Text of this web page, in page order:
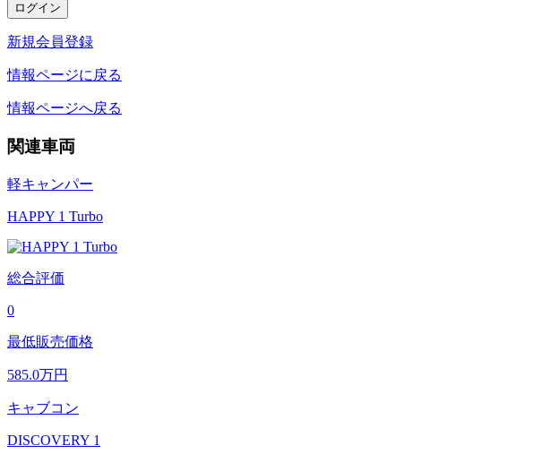
新規会員登録
情報ページに戻る
情報ページへ戻る
関連車両
軽キャンパー
HAPPY 1 Turbo
総合評価
0
最低販売価格
585.0万円
キャブコン
DISCOVERY 1